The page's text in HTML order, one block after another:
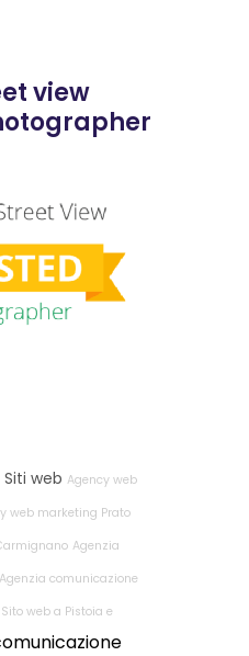
view
web Agency web
web marketing Prato
Agenzia
Agenzia comunicazione
web a Pistoia e